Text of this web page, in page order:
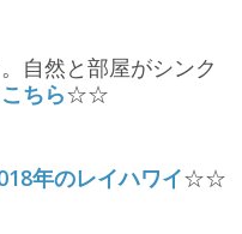
自然と部屋がシンク
こちら☆☆
年のレイハワイ☆☆